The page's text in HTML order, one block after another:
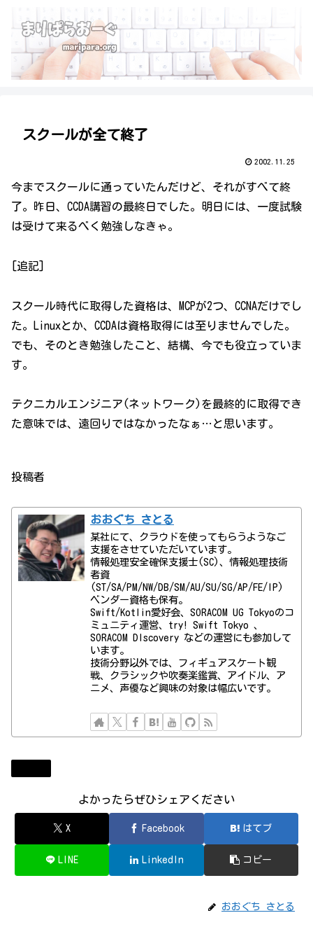
スクールが全て終了
2002.11.25
今までスクールに通っていたんだけど、それがすべて終
了。昨日、CCDA講習の最終日でした。明日には、一度試験
は受けて来るべく勉強しなきゃ。
[追記]
スクール時代に取得した資格は、MCPが2つ、CCNAだけでし
た。Linuxとか、CCDAは資格取得には至りませんでした。
でも、そのとき勉強したこと、結構、今でも役立っていま
す。
テクニカルエンジニア(ネットワーク)を最終的に取得でき
た意味では、遠回りではなかったなぁ…と思います。
投稿者
おおぐち さとる
某社にて、クラウドを使ってもらうようなご
支援をさせていただいています。
情報処理安全確保支援士(SC)、情報処理技術
者資
(ST/SA/PM/NW/DB/SM/AU/SU/SG/AP/FE/IP)
ベンダー資格も保有。
Swift/Kotlin愛好会、SORACOM UG Tokyoのコ
ミュニティ運営、try! Swift Tokyo 、
SORACOM DIscovery などの運営にも参加して
います。
技術分野以外では、フィギュアスケート観
戦、クラシックや吹奏楽鑑賞、アイドル、ア
ニメ、声優など興味の対象は幅広いです。
よかったらぜひシェアください
X Facebook はてブ
LINE LinkedIn コピー
おおぐち さとる